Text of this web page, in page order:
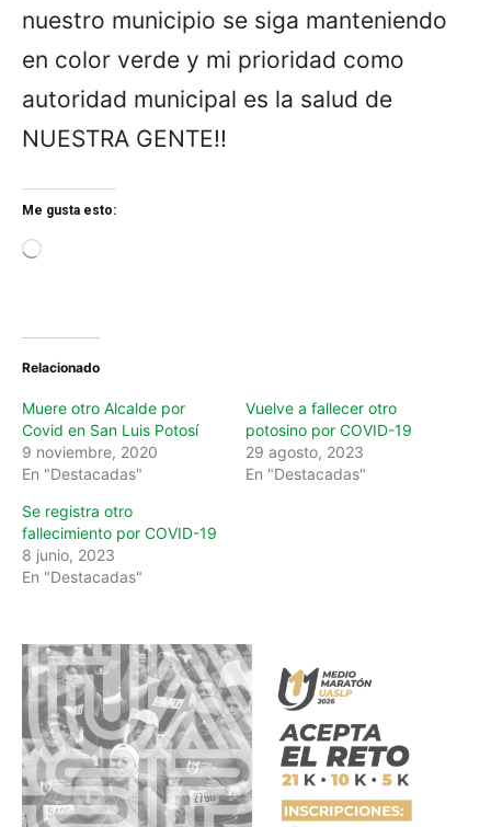
nuestro municipio se siga manteniendo
en color verde y mi prioridad como
autoridad municipal es la salud de
NUESTRA GENTE!!
Me gusta esto:
g
Relacionado
Muere otro Alcalde por
Covid en San Luis Potosí
9 noviembre, 2020
En "Destacadas"
Vuelve a fallecer otro
potosino por COVID-19
29 agosto, 2023
En "Destacadas"
Se registra otro
fallecimiento por COVID-19
8 junio, 2023
En "Destacadas"